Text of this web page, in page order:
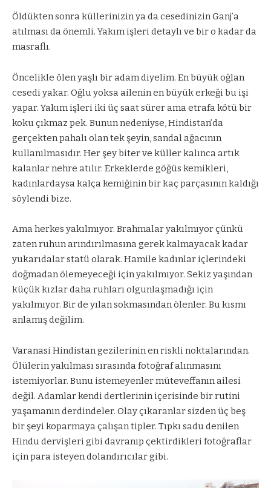
Öldükten sonra küllerinizin ya da cesedinizin Ganj’a
atılması da önemli. Yakım işleri detaylı ve bir o kadar da
masraflı.
Öncelikle ölen yaşlı bir adam diyelim. En büyük oğlan
cesedi yakar. Oğlu yoksa ailenin en büyük erkeği bu işi
yapar. Yakım işleri iki üç saat sürer ama etrafa kötü bir
koku çıkmaz pek. Bunun nedeniyse, Hindistan’da
gerçekten pahalı olan tek şeyin, sandal ağacının
kullanılmasıdır. Her şey biter ve küller kalınca artık
kalanlar nehre atılır. Erkeklerde göğüs kemikleri,
kadınlardaysa kalça kemiğinin bir kaç parçasının kaldığı
söylendi bize.
Ama herkes yakılmıyor. Brahmalar yakılmıyor çünkü
zaten ruhun arındırılmasına gerek kalmayacak kadar
yukarıdalar statü olarak. Hamile kadınlar içlerindeki
doğmadan ölemeyeceği için yakılmıyor. Sekiz yaşından
küçük kızlar daha ruhları olgunlaşmadığı için
yakılmıyor. Bir de yılan sokmasından ölenler. Bu kısmı
anlamış değilim.
Varanasi Hindistan gezilerinin en riskli noktalarından.
Ölülerin yakılması sırasında fotoğraf alınmasını
istemiyorlar. Bunu istemeyenler müteveffanın ailesi
değil. Adamlar kendi dertlerinin içerisinde bir rutini
yaşamanın derdindeler. Olay çıkaranlar sizden üç beş
bir şeyi koparmaya çalışan tipler. Tıpkı sadu denilen
Hindu dervişleri gibi davranıp çektirdikleri fotoğraflar
için para isteyen dolandırıcılar gibi.